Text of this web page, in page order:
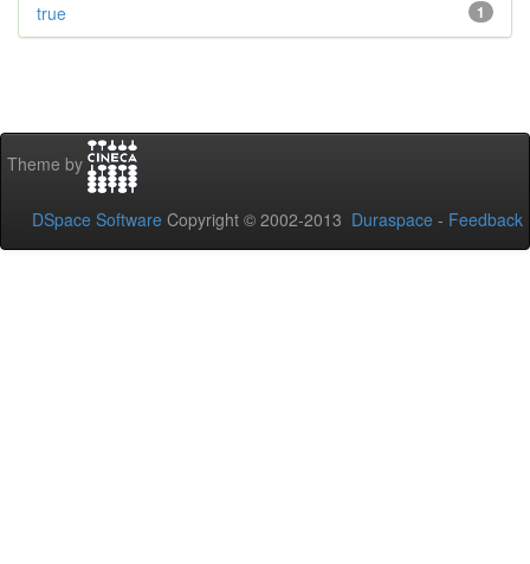
1
true
Theme by
DSpace Software Copyright © 2002-2013 Duraspace - Feedback